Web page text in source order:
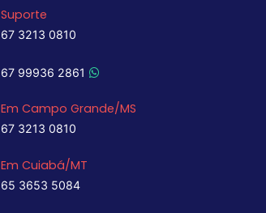
Suporte
67 3213 0810
67 99936 2861
Em Campo Grande/MS
67 3213 0810
Em Cuiabá/MT
65 3653 5084